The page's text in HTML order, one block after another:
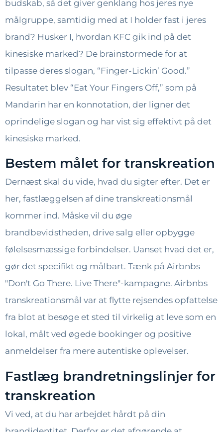
budskab, så det giver genklang hos jeres nye
målgruppe, samtidig med at I holder fast i jeres
brand? Husker I, hvordan KFC gik ind på det
kinesiske marked? De brainstormede for at
tilpasse deres slogan, “Finger-Lickin’ Good.”
Resultatet blev “Eat Your Fingers Off,” som på
Mandarin har en konnotation, der ligner det
oprindelige slogan og har vist sig effektivt på det
kinesiske marked.
Bestem målet for transkreation
Dernæst skal du vide, hvad du sigter efter. Det er
her, fastlæggelsen af dine transkreationsmål
kommer ind. Måske vil du øge
brandbevidstheden, drive salg eller opbygge
følelsesmæssige forbindelser. Uanset hvad det er,
gør det specifikt og målbart. Tænk på Airbnbs
"Don't Go There. Live There"-kampagne. Airbnbs
transkreationsmål var at flytte rejsendes opfattelse
fra blot at besøge et sted til virkelig at leve som en
lokal, målt ved øgede bookinger og positive
anmeldelser fra mere autentiske oplevelser.
Fastlæg brandretningslinjer for
transkreation
Vi ved, at du har arbejdet hårdt på din